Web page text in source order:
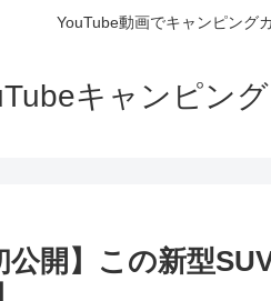
YouTube動画でキャンピング
キャンピン
公開】この新型